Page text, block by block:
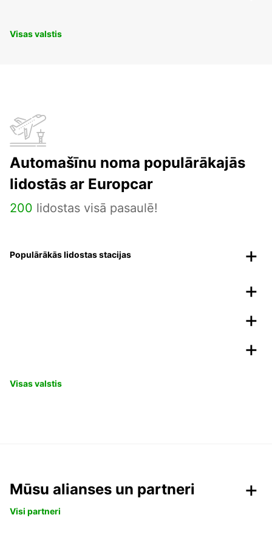
Visas valstis
Automašīnu noma populārākajās
lidostās ar Europcar
200 lidostas visā pasaulē!
Populārākās lidostas stacijas
Visas valstis
Mūsu alianses un partneri
Visi partneri